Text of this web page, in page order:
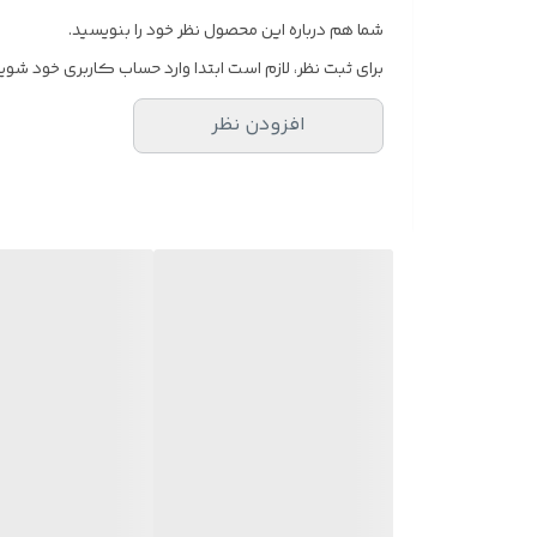
شما هم درباره این محصول نظر خود را بنویسید.
برای ثبت نظر، لازم است ابتدا وارد حساب کاربری خود
افزودن نظر